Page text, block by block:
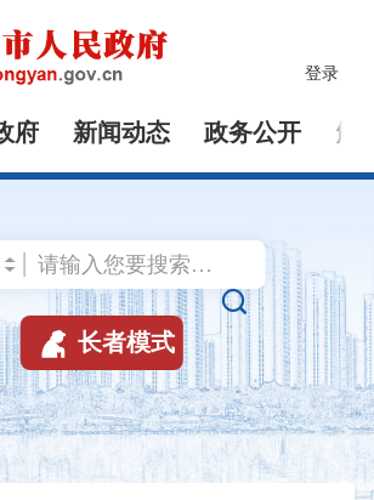
登录
府 新闻动态 政务公开 解

 长者模式